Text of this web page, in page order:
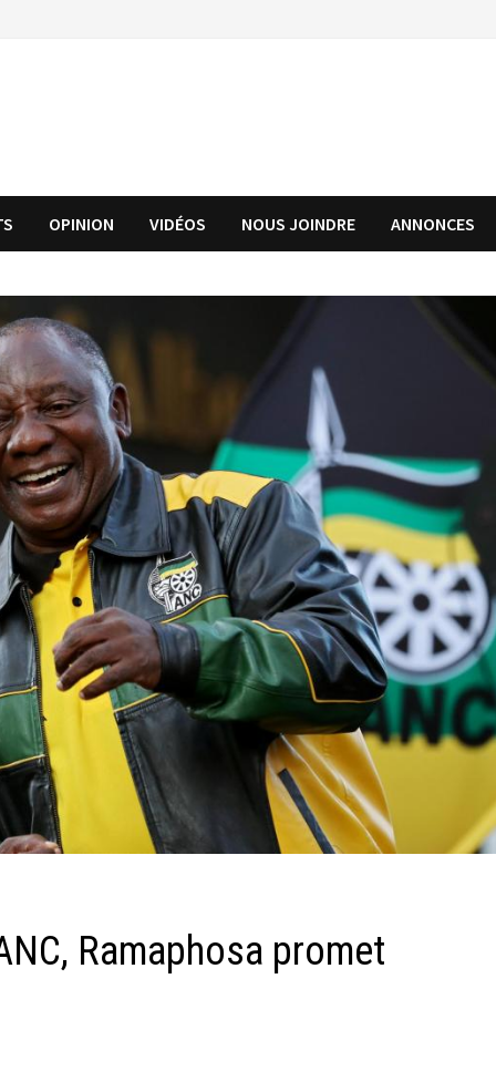
OPINION VIDÉOS NOUS JOINDRE ANNONCES
Ramaphosa promet